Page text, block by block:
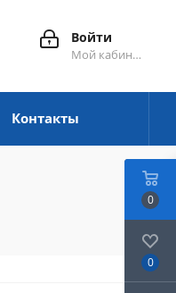
Войти
Мой кабинет
Контакты
0
0